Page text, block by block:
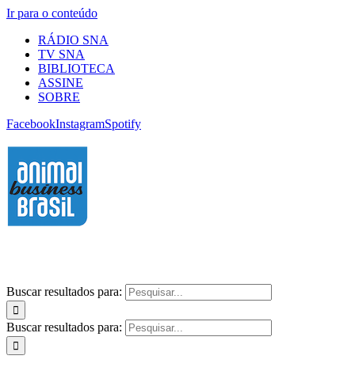
Ir para o conteúdo
RÁDIO SNA
TV SNA
BIBLIOTECA
ASSINE
SOBRE
FacebookInstagramSpotify
Buscar resultados para:
Buscar resultados para: